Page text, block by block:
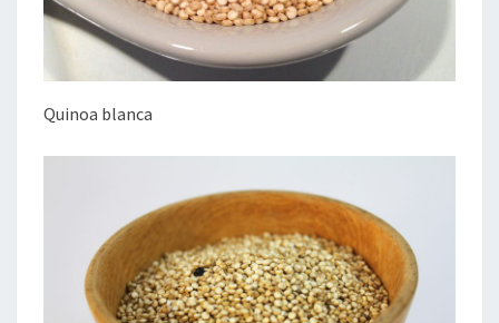
Quinoa blanca